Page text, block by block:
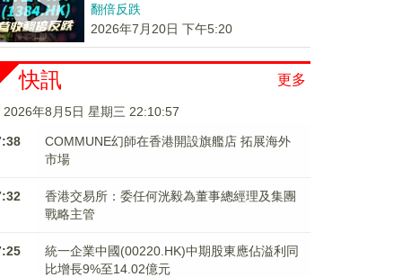
翻倍反跌
2026年7月20日 下午5:20
更多
快訊
2026年8月5日 星期三 22:10:58
COMMUNE幻師在香港開設旗艦店 拓展海外
市場
香港交易所：委任何洸毅為董事總經理及集團
戰略主管
統一企業中國(00220.HK)中期股東應佔溢利同
比增長9%至14.02億元